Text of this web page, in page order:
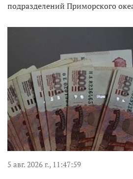
подразделений Приморского
5 авг. 2026 г., 11:47:59